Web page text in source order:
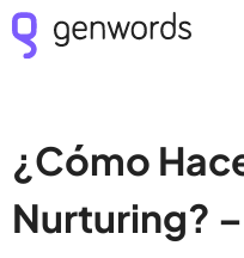
¿Cómo
Nurturing?